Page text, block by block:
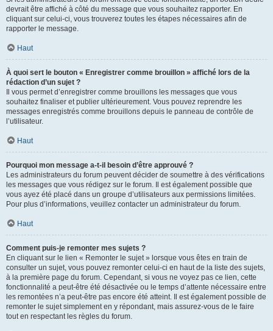
devrait être affiché à côté du message que vous souhaitez rapporter. En
cliquant sur celui-ci, vous trouverez toutes les étapes nécessaires afin de
rapporter le message.
Haut
À quoi sert le bouton « Enregistrer comme brouillon » affiché lors de la
rédaction d’un sujet ?
Il vous permet d’enregistrer comme brouillons les messages que vous
souhaitez finaliser et publier ultérieurement. Vous pouvez reprendre les
messages enregistrés comme brouillons depuis le panneau de contrôle de
l’utilisateur.
Haut
Pourquoi mon message a-t-il besoin d’être approuvé ?
Les administrateurs du forum peuvent décider de soumettre à des vérifications
les messages que vous rédigez sur le forum. Il est également possible que
vous ayez été placé dans un groupe d’utilisateurs aux permissions limitées.
Pour plus d’informations, veuillez contacter un administrateur du forum.
Haut
Comment puis-je remonter mes sujets ?
En cliquant sur le lien « Remonter le sujet » lorsque vous êtes en train de
consulter un sujet, vous pouvez remonter celui-ci en haut de la liste des sujets,
à la première page du forum. Cependant, si vous ne voyez pas ce lien, cette
fonctionnalité a peut-être été désactivée ou le temps d’attente nécessaire entre
les remontées n’a peut-être pas encore été atteint. Il est également possible de
remonter le sujet simplement en y répondant, mais assurez-vous de le faire
tout en respectant les règles du forum.